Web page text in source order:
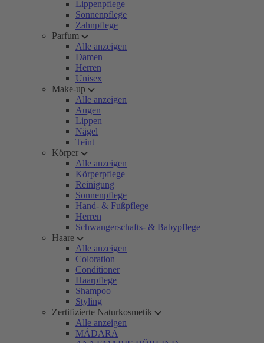
Lippenpflege
Sonnenpflege
Zahnpflege
Parfum
Alle anzeigen
Damen
Herren
Unisex
Make-up
Alle anzeigen
Augen
Lippen
Nägel
Teint
Körper
Alle anzeigen
Körperpflege
Reinigung
Sonnenpflege
Hand- & Fußpflege
Herren
Schwangerschafts- & Babypflege
Haare
Alle anzeigen
Coloration
Conditioner
Haarpflege
Shampoo
Styling
Zertifizierte Naturkosmetik
Alle anzeigen
MÁDARA